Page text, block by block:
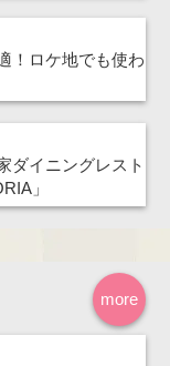
！ロケ地でも使わ
ダイニングレスト
」
more